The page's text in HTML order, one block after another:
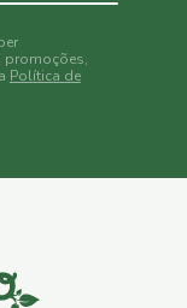
promoções,
Política de